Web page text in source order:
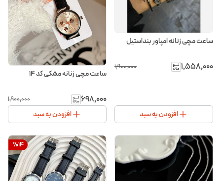
ساعت مچی زنانه امپاور بنداستیل
۱٬۵۵۸٬۰۰۰ ۱٬۹۰۰٬۰۰۰
افزودن به سبد
ساعت مچی زنانه مشکی کد ۱۴
۶۹۸٬۰۰۰ ۱٬۹۰۰٬۰۰۰
افزودن به سبد
%14